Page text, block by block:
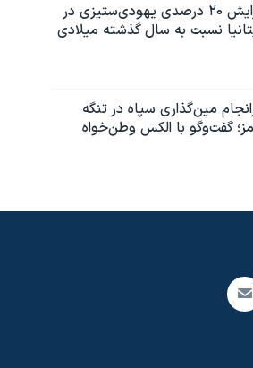
افزایش ۲۰ درصدی یهودی‌ستیزی در
نسبت به سال گذشته میلادی
مین‌گذاری‌ سپاه در تنگه
گفت‌وگو با الکس وطن‌خواه